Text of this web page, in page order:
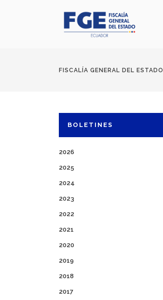
FISCALÍA GENERAL DEL ESTADO
BOLETINES
2026
2025
2024
2023
2022
2021
2020
2019
2018
2017